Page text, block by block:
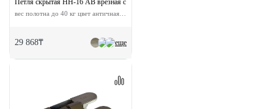
еще
Петля скрытая HH-16 AB врезная с 3D-регулировкой
29 868₸